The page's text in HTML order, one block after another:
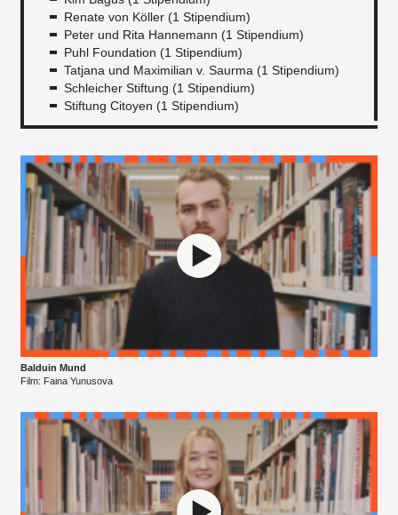
Renate von Köller (1 Stipendium)
Peter und Rita Hannemann (1 Stipendium)
Puhl Foundation (1 Stipendium)
Tatjana und Maximilian v. Saurma (1 Stipendium)
Schleicher Stiftung (1 Stipendium)
Stiftung Citoyen (1 Stipendium)
Balduin Mund
Film: Faina Yunusova